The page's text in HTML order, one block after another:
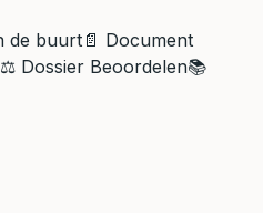
de buurt 📄 Document
⚖️ Dossier Beoordelen📚